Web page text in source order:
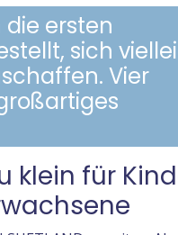
ersten
sich
Vier
klein für